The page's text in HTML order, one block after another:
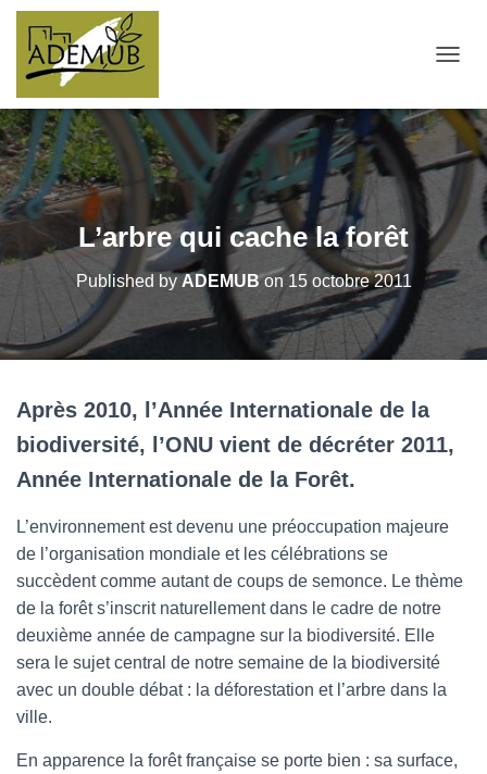
L’arbre qui cache la forêt
Published byADEMUBon 15 octobre 2011
Après 2010, l’Année Internationale de la
biodiversité, l’ONU vient de décréter 2011,
Année Internationale de la Forêt.
L’environnement est devenu une préoccupation majeure
de l’organisation mondiale et les célébrations se
succèdent comme autant de coups de semonce. Le thème
de la forêt s’inscrit naturellement dans le cadre de notre
deuxième année de campagne sur la biodiversité. Elle
sera le sujet central de notre semaine de la biodiversité
avec un double débat : la déforestation et l’arbre dans la
ville.
En apparence la forêt française se porte bien : sa surface,